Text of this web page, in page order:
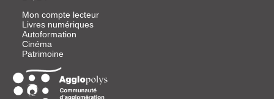
Mon compte lecteur
Livres numériques
Autoformation
Cinéma
Patrimoine